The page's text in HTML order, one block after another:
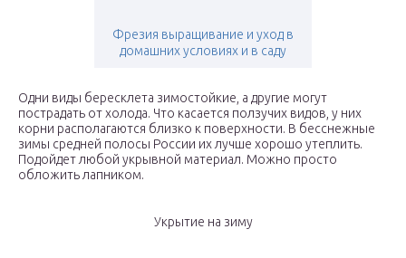
Фрезия выращивание и уход в
домашних условиях и в саду
Одни виды бересклета зимостойкие, а другие могут
пострадать от холода. Что касается ползучих видов, у них
корни располагаются близко к поверхности. В бесснежные
зимы средней полосы России их лучше хорошо утеплить.
Подойдет любой укрывной материал. Можно просто
обложить лапником.
Укрытие на зиму